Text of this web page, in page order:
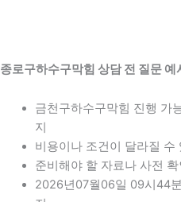
종로구하수구막힘 상담 전 질문
금천구하수구막힘 진행 가
지
비용이나 조건이 달라질 수
준비해야 할 자료나 사전
2026년07월06일 09시44